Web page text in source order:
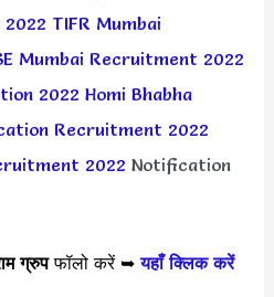
2022 TIFR Mumbai
Mumbai Recruitment 2022
2022 Homi Bhabha
Recruitment 2022
2022 Notification
ग्रुपफॉलो करें ➥यहाँ क्लिक करें